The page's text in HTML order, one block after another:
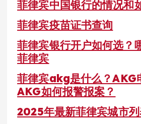
菲律宾中国银行的情况和
菲律宾疫苗证书查询
菲律宾银行开户如何选？
菲律宾
菲律宾akg是什么？AKG
AKG如何报警报案？
2025年最新菲律宾城市